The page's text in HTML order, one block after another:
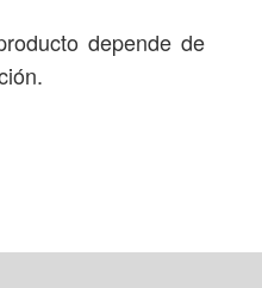
depende de